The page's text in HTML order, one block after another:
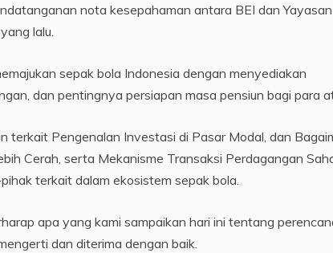
nota kesepahaman antara BEI dan Yayasan
lalu.
sepak bola Indonesia dengan menyediakan
dan pentingnya persiapan masa pensiun bagi para
terkait Pengenalan Investasi di Pasar Modal, dan
Cerah, serta Mekanisme Transaksi Perdagangan
terkait dalam ekosistem sepak bola.
apa yang kami sampaikan hari ini tentang
dan diterima dengan baik.